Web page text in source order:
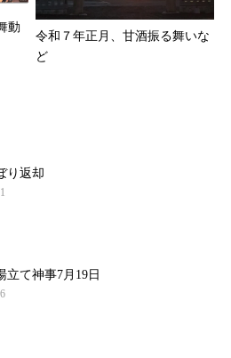
動
令和７年正月、甘酒振る舞いな
ど
り返却
立て神事7月19日